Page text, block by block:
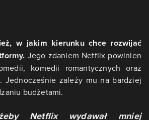
w jakim kierunku chce rozwijać
Jego zdaniem Netflix powinien
komedii romantycznych oraz
Jednocześnie zależy mu na bardziej
budżetami.
Netflix wydawał mniej